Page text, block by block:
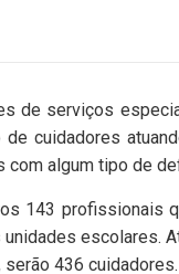
de serviços
cuidadores
com algum tipo de
143 profissionais
escolares.
436 cuidadores.